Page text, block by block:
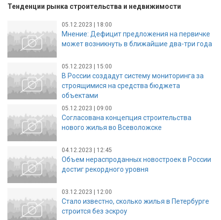
Тенденции рынка строительства и недвижимости
05.12.2023 | 18:00
Мнение: Дефицит предложения на первичке
может возникнуть в ближайшие два-три года
05.12.2023 | 15:00
В России создадут систему мониторинга за
строящимися на средства бюджета
объектами
05.12.2023 | 09:00
Согласована концепция строительства
нового жилья во Всеволожске
04.12.2023 | 12:45
Объем нераспроданных новостроек в России
достиг рекордного уровня
03.12.2023 | 12:00
Стало известно, сколько жилья в Петербурге
строится без эскроу